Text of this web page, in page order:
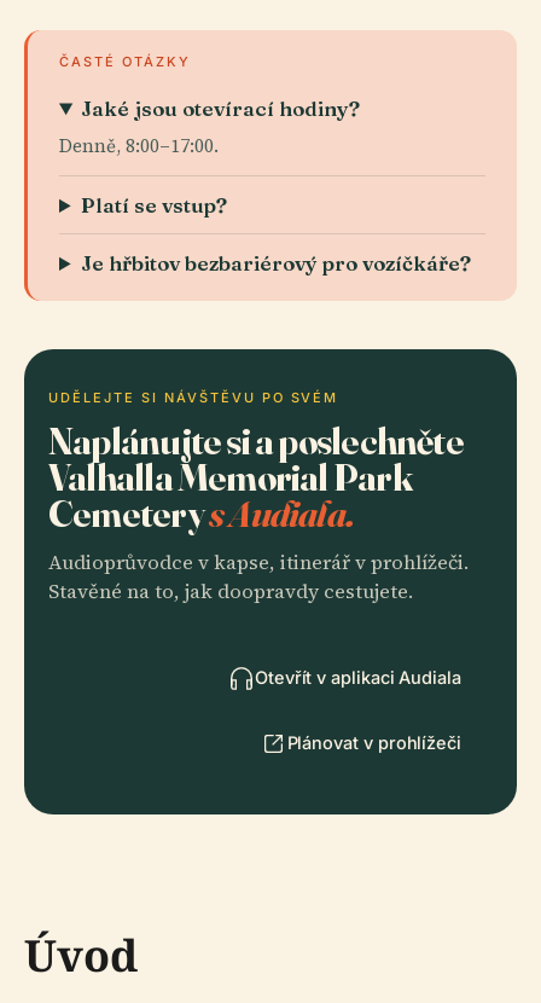
ČASTÉ OTÁZKY
Jaké jsou otevírací hodiny?
Denně, 8:00–17:00.
Platí se vstup?
Je hřbitov bezbariérový pro vozíčkáře?
UDĚLEJTE SI NÁVŠTĚVU PO SVÉM
Naplánujte si a poslechněte
Valhalla Memorial Park
Cemeterys Audiala.
Audioprůvodce v kapse, itinerář v prohlížeči.
Stavěné na to, jak doopravdy cestujete.
Otevřít v aplikaci Audiala
Plánovat v prohlížeči
Úvod